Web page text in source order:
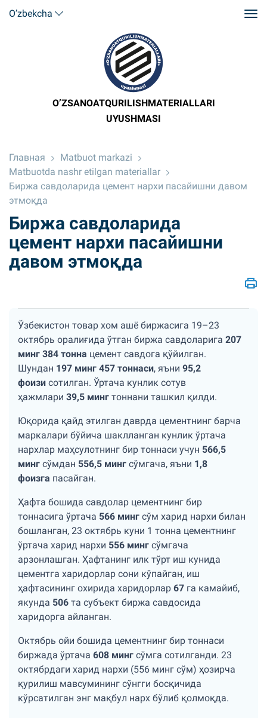
O’zbekcha
O’ZSANOATQURILISHMATERIALLARI
UYUSHMASI
Главная
Matbuot markazi
Matbuotda nashr etilgan materiallar
Биржа савдоларида цемент нархи пасайишни давом
этмоқда
Биржа савдоларида
цемент нархи пасайишни
давом этмоқда
Ўзбекистон товар хом ашё биржасига 19–23
октябрь оралиғида ўтган биржа савдоларига 207
минг 384 тонна цемент савдога қўйилган.
Шундан 197 минг 457 тоннаси, яъни 95,2
фоизи сотилган. Ўртача кунлик сотув
ҳажмлари 39,5 минг тоннани ташкил қилди.
Юқорида қайд этилган даврда цементнинг барча
маркалари бўйича шаклланган кунлик ўртача
нархлар маҳсулотнинг бир тоннаси учун 566,5
минг сўмдан 556,5 минг сўмгача, яъни 1,8
фоизга пасайган.
Ҳафта бошида савдолар цементнинг бир
тоннасига ўртача 566 минг сўм харид нархи билан
бошланган, 23 октябрь куни 1 тонна цементнинг
ўртача харид нархи 556 минг сўмгача
арзонлашган. Ҳафтанинг илк тўрт иш кунида
цементга харидорлар сони кўпайган, иш
ҳафтасининг охирида харидорлар 67 га камайиб,
якунда 506 та субъект биржа савдосида
харидорга айланган.
Октябрь ойи бошида цементнинг бир тоннаси
биржада ўртача 608 минг сўмга сотилганди. 23
октябрдаги харид нархи (556 минг сўм) ҳозирча
қурилиш мавсумининг сўнгги босқичида
кўрсатилган энг мақбул нарх бўлиб қолмоқда.